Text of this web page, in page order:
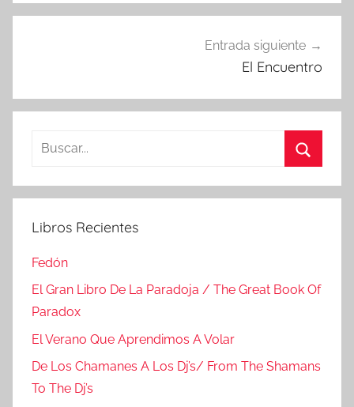
Entrada siguiente
El Encuentro
Buscar:
Libros Recientes
Fedón
El Gran Libro De La Paradoja / The Great Book Of
Paradox
El Verano Que Aprendimos A Volar
De Los Chamanes A Los Dj’s/ From The Shamans
To The Dj’s